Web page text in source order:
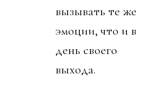
вызывать те же
эмоции, что и в
день своего
выхода.